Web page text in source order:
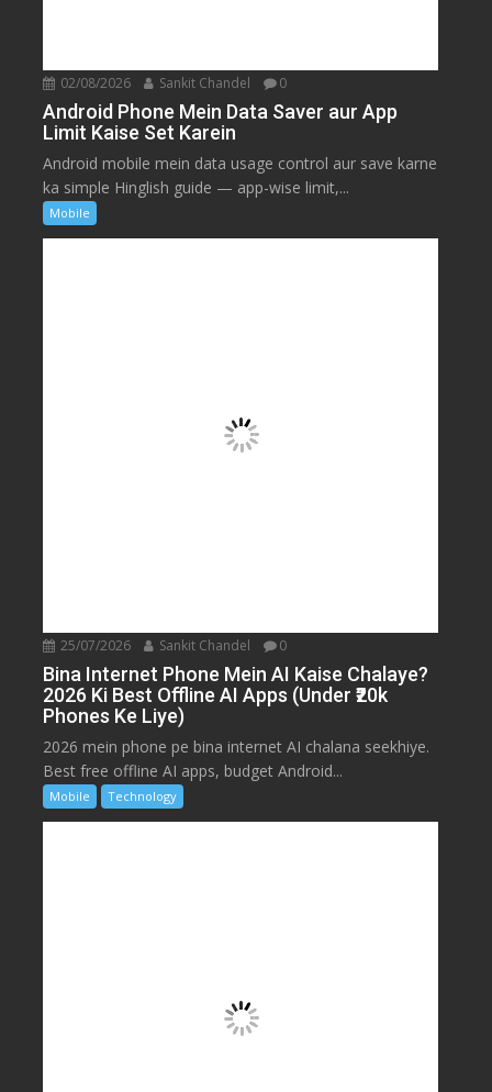
02/08/2026 Sankit Chandel 0
Android Phone Mein Data Saver aur App
Limit Kaise Set Karein
Android mobile mein data usage control aur save karne
ka simple Hinglish guide — app-wise limit,...
Mobile
25/07/2026 Sankit Chandel 0
Bina Internet Phone Mein AI Kaise Chalaye?
2026 Ki Best Offline AI Apps (Under ₹20k
Phones Ke Liye)
2026 mein phone pe bina internet AI chalana seekhiye.
Best free offline AI apps, budget Android...
Mobile Technology